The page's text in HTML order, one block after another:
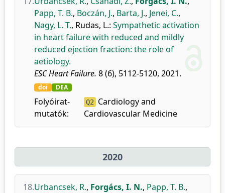
Papp, T. B., Boczán, J., Barta, J., Jenei, C.,
Nagy, L. T., Rudas, L.: Sympathetic activation
in heart failure with reduced and mildly
reduced ejection fraction: the role of
aetiology.
ESC Heart Failure. 8 (6), 5112-5120, 2021.
doi DEA
Folyóirat-
mutatók:
Q2 Cardiology and
Cardiovascular Medicine
2020
18.Urbancsek, R., Forgács, I. N., Papp, T. B.,